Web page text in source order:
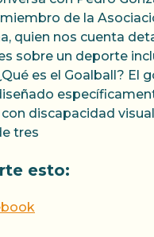
de la
quien nos cuenta
sobre un deporte
es el Goalball? El
discapacidad
tres
esto: